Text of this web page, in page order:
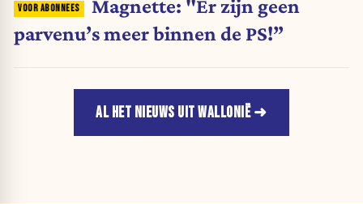
Magnette: "Er zijn geen
parvenu’s meer binnen de PS!”
AL HET NIEUWS UIT WALLONIË